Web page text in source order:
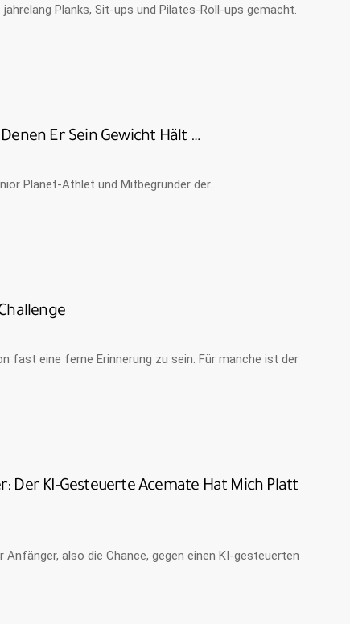
Planks, Sit-ups und Pilates-Roll-ups gemacht.
Er Sein Gewicht Hält …
Planet-Athlet und Mitbegründer der…
fast eine ferne Erinnerung zu sein. Für manche ist der
Der KI-Gesteuerte Acemate Hat Mich Platt
also die Chance, gegen einen KI-gesteuerten